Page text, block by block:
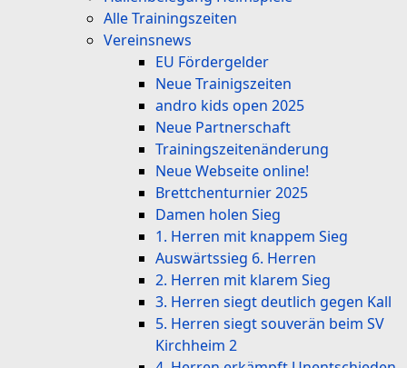
Alle Trainingszeiten
Vereinsnews
EU Fördergelder
Neue Trainigszeiten
andro kids open 2025
Neue Partnerschaft
Trainingszeitenänderung
Neue Webseite online!
Brettchenturnier 2025
Damen holen Sieg
1. Herren mit knappem Sieg
Auswärtssieg 6. Herren
2. Herren mit klarem Sieg
3. Herren siegt deutlich gegen Kall
5. Herren siegt souverän beim SV
Kirchheim 2